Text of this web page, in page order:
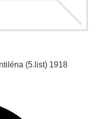
(5.list) 1918